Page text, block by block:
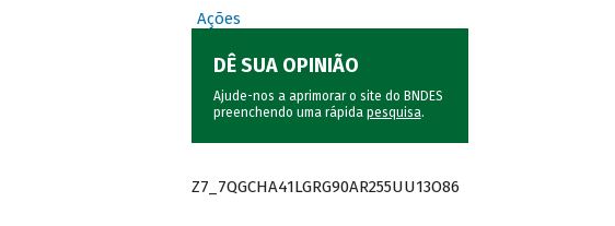
Ações
DÊ SUA OPINIÃO
Ajude-nos a aprimorar o site do BNDES
preenchendo uma rápida pesquisa.
Z7_7QGCHA41LGRG90AR255UU13O86